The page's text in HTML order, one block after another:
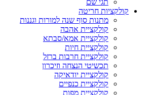
קולקציות חריטה
מתנות סוף שנה למורות וגננות
קולקציית אהבה
קולקציית אמא/סבתא
קולקציית חיות
קולקציית חרבות ברזל
תכשיטי הנצחה וזיכרון
קולקציית יודאיקה
קולקציית כנפיים
קולקציית מפות